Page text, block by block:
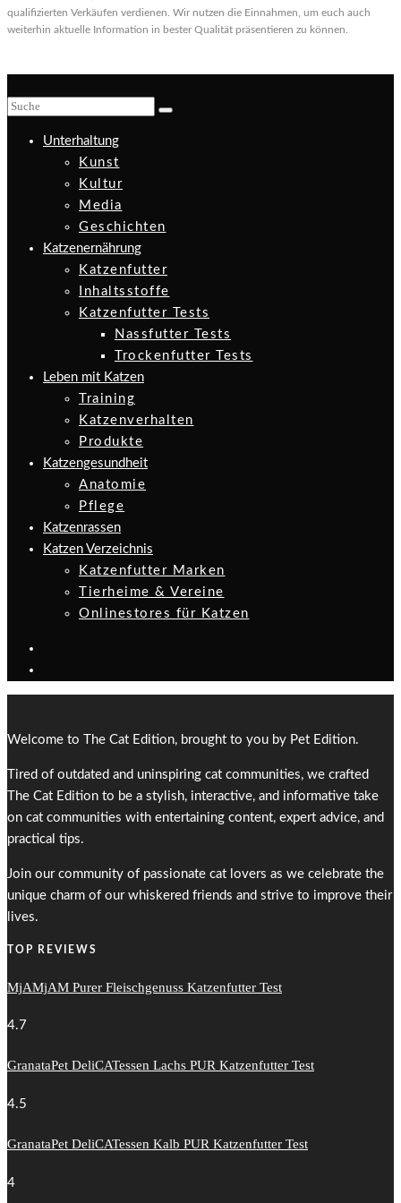
qualifizierten Verkäufen verdienen. Wir nutzen die Einnahmen, um euch auch
weiterhin aktuelle Information in bester Qualität präsentieren zu können.
Unterhaltung
Kunst
Kultur
Media
Geschichten
Katzenernährung
Katzenfutter
Inhaltsstoffe
Katzenfutter Tests
Nassfutter Tests
Trockenfutter Tests
Leben mit Katzen
Training
Katzenverhalten
Produkte
Katzengesundheit
Anatomie
Pflege
Katzenrassen
Katzen Verzeichnis
Katzenfutter Marken
Tierheime & Vereine
Onlinestores für Katzen
Welcome to The Cat Edition, brought to you by Pet Edition.
Tired of outdated and uninspiring cat communities, we crafted
The Cat Edition to be a stylish, interactive, and informative take
on cat communities with entertaining content, expert advice, and
practical tips.
Join our community of passionate cat lovers as we celebrate the
unique charm of our whiskered friends and strive to improve their
lives.
TOP REVIEWS
MjAMjAM Purer Fleischgenuss Katzenfutter Test
4.7
GranataPet DeliCATessen Lachs PUR Katzenfutter Test
4.5
GranataPet DeliCATessen Kalb PUR Katzenfutter Test
4